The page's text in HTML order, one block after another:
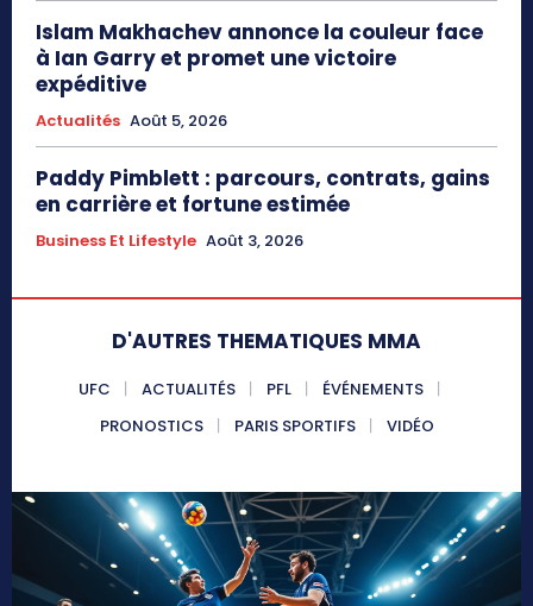
Islam Makhachev annonce la couleur face
à Ian Garry et promet une victoire
expéditive
Actualités Août 5, 2026
Paddy Pimblett : parcours, contrats, gains
en carrière et fortune estimée
Business Et Lifestyle Août 3, 2026
D'AUTRES THEMATIQUES MMA
UFC ACTUALITÉS PFL
ÉVÉNEMENTS
PRONOSTICS
PARIS SPORTIFS VIDÉO